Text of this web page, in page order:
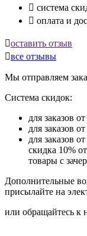
 система
 оплата и
оставить отзыв
все отзывы
Мы отправляем
Система скидок:
для заказов
для заказов
для заказов
скидка 10%
товары с
Дополнительные
присылайте на
или обращайтесь к